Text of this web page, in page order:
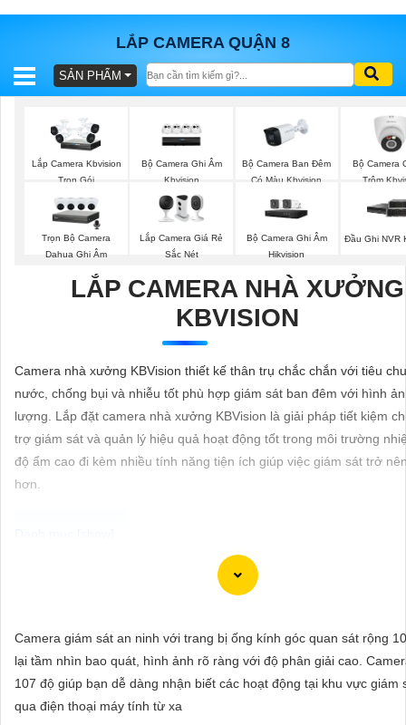
LẮP CAMERA QUẬN 8
BÁO
TRỌN
SẢN
PHẨM
LẮP
PHỤ
VẤN
DỊCH
VỤ
SẢN PHẨM
Lắp Camera Kbvision
Trọn Gói
Bộ Camera Ghi Âm
Kbvision
Bộ Camera Ban Đêm
Có Màu Kbvision
Bộ Camera
Trộm
Trọn Bộ Camera
Dahua Ghi Âm
Lắp Camera Giá Rẻ
Sắc Nét
Bộ Camera Ghi Âm
Hikvision
Đầu Ghi NVR
LẮP CAMERA NHÀ XƯỞNG
KBVISION
Camera nhà xưởng KBVision thiết kế thân trụ chắc chắn với tiêu
nước, chống bụi và nhiễu tốt phù hợp giám sát ban đêm với hình
lượng. Lắp đặt camera nhà xưởng KBVision là giải pháp tiết kiệm
trợ giám sát và quản lý hiệu quả hoạt động tốt trong môi trường
độ ẩm cao đi kèm nhiều tính năng tiện ích giúp việc giám sát trở
hơn.
Dạ chắc chắn, dưới đây là một số mẫu camera giá rẻ, thiết bị an
Camera Vantech VP-C2112CP: Camera dạng dome, chất
Camera giám sát an ninh với trang bị ống kính góc quan sát rộng
lại tầm nhìn bao quát, hình ảnh rõ ràng với độ phân giải cao.
107 độ giúp bạn dễ dàng nhận biết các hoạt động tại khu vực giám
qua điện thoại máy tính từ xa